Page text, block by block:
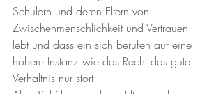
Schülern und deren Eltern von
Zwischenmenschlichkeit und Vertrauen
lebt und dass ein sich berufen auf eine
höhere Instanz wie das Recht das gute
Verhältnis nur stört.